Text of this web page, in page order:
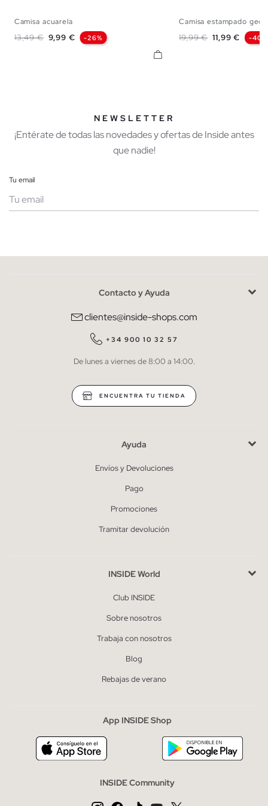
Camisa acuarela
Precio base
13,49 € Precio
9,99 € -26%
M
Camisa estampado
Precio base
19,99 € Precio
11,99 € -40%
NEWSLETTER
¡Entérate de todas las novedades y ofertas de Inside antes
que nadie!
Tu email
He leído y entiendo lapolítica de privacidad
QUIERO SUSCRIBIRME
* Puedes cancelar la suscripción en cualquier momento.
Contacto y Ayuda
clientes@inside-shops.com
+34 900 10 32 57
De lunes a viernes de 8:00 a 14:00.
ENCUENTRA TU TIENDA
Ayuda
Envíos y Devoluciones
Pago
Promociones
Tramitar devolución
INSIDE World
Club INSIDE
Sobre nosotros
Trabaja con nosotros
Blog
Rebajas de verano
App INSIDE Shop
INSIDE Community